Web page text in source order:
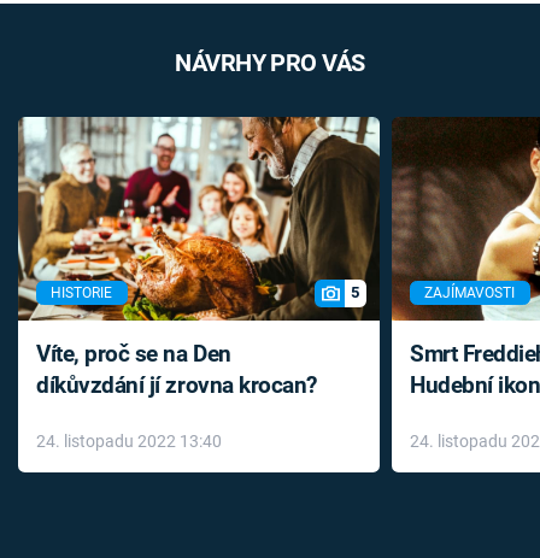
NÁVRHY PRO VÁS
HISTORIE 5
Víte, proč se na Den
díkůvzdání jí zrovna krocan?
24. listopadu 2022 13:40
ZAJÍMAVOSTI
Smrt
Hudební
léky
24. listopadu